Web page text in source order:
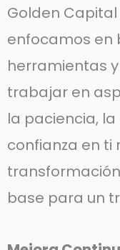
Golden
enfocamos en
herramientas
trabajar en
la paciencia,
confianza en ti
base para un